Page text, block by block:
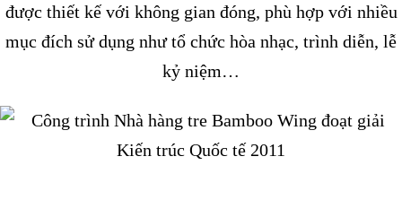
được thiết kế với không gian đóng, phù hợp với nhiều
mục đích sử dụng như tổ chức hòa nhạc, trình diễn, lễ
kỷ niệm…